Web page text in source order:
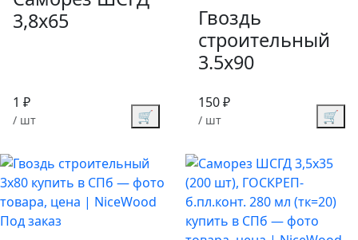
3,8х65
1 ₽
/ шт 🛒
Гвоздь
строительный
3.5х90
150 ₽
/ шт 🛒
Под заказ